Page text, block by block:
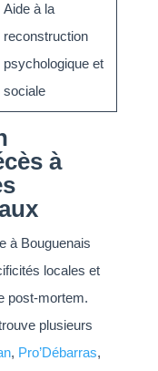
Aide à la
reconstruction
psychologique et
sociale
à
à Bouguenais
locales et
post-mortem.
plusieurs
, Pro’Débarras,